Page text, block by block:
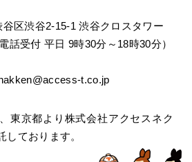
区渋谷2-15-1 渋谷クロスタワー
話受付 平日 9時30分～18時30分）
t.co.jp
東京都より株式会社アクセスネク
しております。